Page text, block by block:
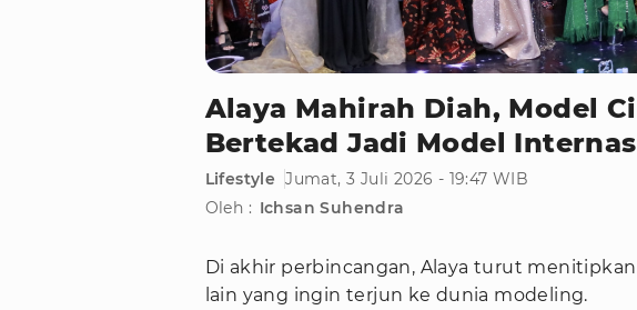
Alaya Mahirah Diah, Model
Bertekad Jadi Model
Lifestyle Jumat, 3 Juli 2026 - 19:47 WIB
Oleh : Ichsan Suhendra
Di akhir perbincangan, Alaya turut
lain yang ingin terjun ke dunia modeling.